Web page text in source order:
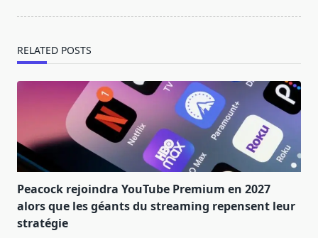
RELATED POSTS
Peacock rejoindra YouTube Premium en 2027
alors que les géants du streaming repensent leur
stratégie